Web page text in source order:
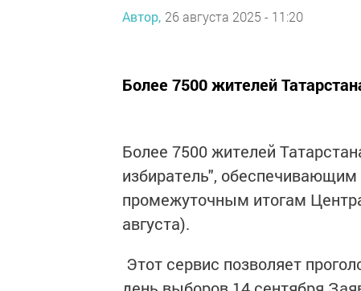
Автор, 26 августа 2025 - 11:20
Более 7500 жителей
Более 7500 жителей
избиратель", обеспечивающим
промежуточным итогам
августа).
Этот сервис позволяет